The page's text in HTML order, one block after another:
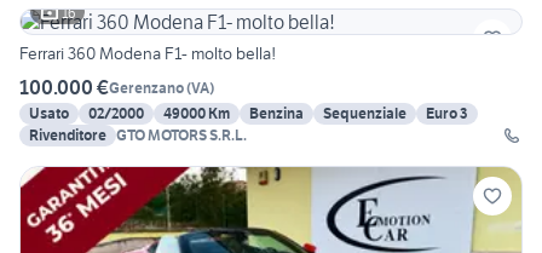
16
Ferrari 360 Modena F1- molto bella!
100.000 €Gerenzano(VA)
Usato
02/2000 49000 Km Benzina Sequenziale
Euro 3
Rivenditore GTO MOTORS S.R.L.